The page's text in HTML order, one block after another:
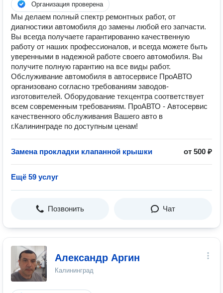
Организация проверена
Мы делаем полный спектр ремонтных работ, от
диагностики автомобиля до замены любой его запчасти.
Вы всегда получаете гарантированно качественную
работу от наших профессионалов, и всегда можете быть
уверенными в надежной работе своего автомобиля. Вы
получите полную гарантию на все виды работ.
Обслуживание автомобиля в автосерв исе ПроАВТО
организовано согласно требованиям заводов-
изготовителей. Оборудование техцентра соответствует
всем современным требованиям. ПроАВТО - Автосервис
качественного обслуживания Вашего авто в
г.Калининграде по доступным ценам!
Замена прокладки клапанной крышки от 500 ₽
Ещё 59 услуг
Позвонить Чат
Александр Аргин
Калининград